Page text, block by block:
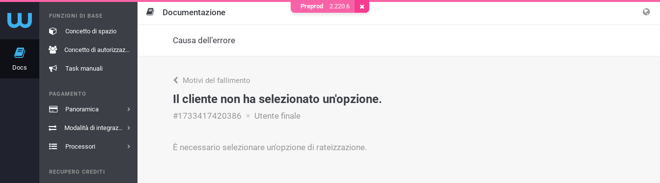
Docs
FUNZIONI DI BASE
Concetto di spazio
Concetto di autorizzazione
Task manuali
PAGAMENTO
Panoramica
Modalità di integrazione
Processori
RECUPERO CREDITI
Documentazione
Causa dell’errore
Motivi del fallimento
Il cliente non ha selezionato un'opzione.
#1733417420386 Utente finale
È necessario selezionare un'opzione di rateizzazione.
Preprod 2.220.6 Rimuovere il cookie